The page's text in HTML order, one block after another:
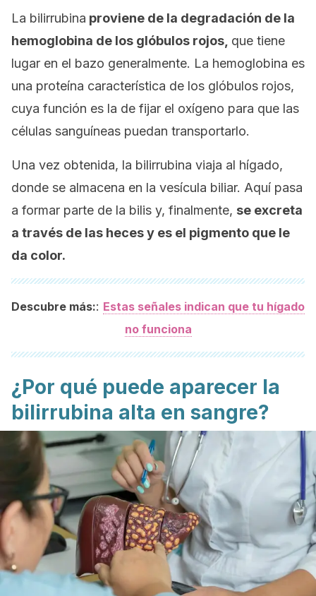
La bilirrubina proviene de la degradación de la
hemoglobina de los glóbulos rojos, que tiene
lugar en el bazo generalmente. La hemoglobina es
una proteína característica de los glóbulos rojos,
cuya función es la de fijar el oxígeno para que las
células sanguíneas puedan transportarlo.
Una vez obtenida, la bilirrubina viaja al hígado,
donde se almacena en la vesícula biliar. Aquí pasa
a formar parte de la bilis y, finalmente, se excreta
a través de las heces y es el pigmento que le
da color.
Descubre más:: Estas señales indican que tu hígado
no funciona
¿Por qué puede aparecer la
bilirrubina alta en sangre?